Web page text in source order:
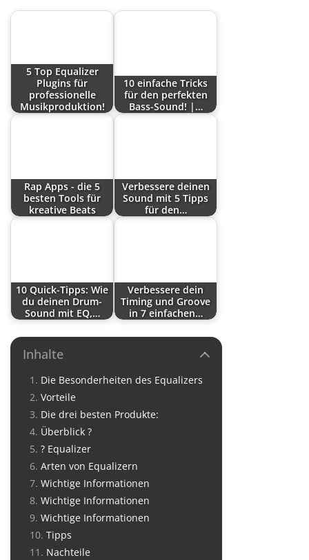
5 Top Equalizer
Plugins für
professionelle
Musikproduktion!
10 einfache Tricks
für den perfekten
Bass-Sound! |…
Rap Apps - die 5
besten Tools für
kreative Beats
Verbessere deinen
Sound mit 5 Tipps
für den…
10 Quick-Tipps: Wie
du deinen Drum-
Sound mit EQ,…
Verbessere dein
Timing und Groove
in 7 einfachen…
Inhalte
Die Besonderheiten des Equalizers
Vorteile
Die drei besten Produkte:
Überblick ?
? Equalizer
Arten von Equalizern
Wichtige Informationen
Wichtige Informationen
Wichtige Informationen
Tipps
Nachteile